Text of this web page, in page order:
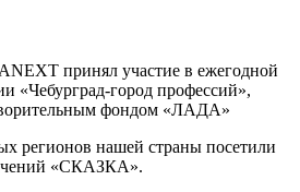
принял участие в ежегодной
«Чебурград-город профессий»,
фондом «ЛАДА»
регионов нашей страны посетили
«СКАЗКА».